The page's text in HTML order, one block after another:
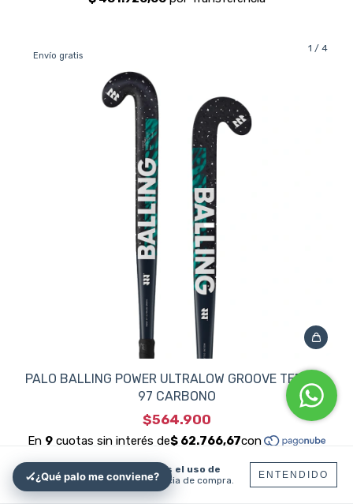
Al navegar por este sitio
aceptás el uso de
cookiespara agilizar tu experiencia de compra. ENTENDIDO
1 / 4
Envío gratis
PALO BALLING POWER ULTRALOW GROOVE TEPHRA
97 CARBONO
$564.900
🏑¿Qué palo me conviene?